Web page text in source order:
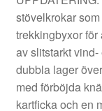
stövelkrokar
trekkingbyxor
av slitstarkt
dubbla lager
med förböjda
kartficka och en